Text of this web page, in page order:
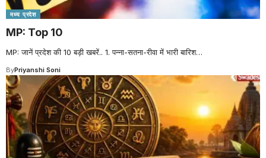
मध्य प्रदेश
MP: Top 10
MP: जानें प्रदेश की 10 बड़ी खबरें.. 1. पन्ना-सतना-रीवा में भारी बारिश…
ByPriyanshi Soni